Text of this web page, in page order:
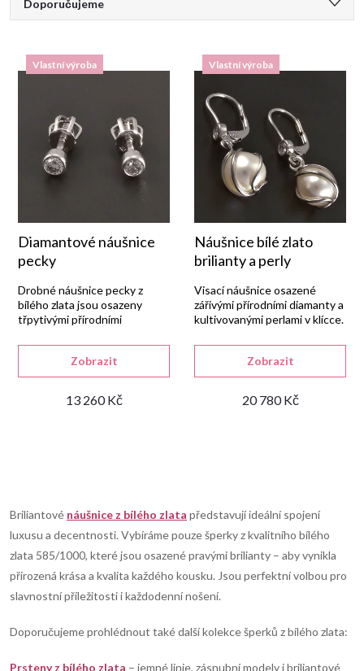
p
r
o
d
ů
Doporučujeme
Nejdražší
Abecedně
Vlastní výroba
Diamantové náušnice
pecky
13 260 Kč
Zobrazit
Drobné náušnice pecky z
bílého zlata jsou osazeny
třpytivými přírodními
Vlastní výroba
Náušnice bílé zlato
brilianty a perly
20 780 Kč
Zobrazit
Visací náušnice osazené
zářivými přírodními diamanty a
kultivovanými perlami v klícce.
v
l
á
Briliantové náušnice z bílého zlata představují ideální spojení
luxusu a decentnosti. Vybíráme pouze šperky z kvalitního bílého
zlata 585/1000, které jsou osazené pravými brilianty – aby vynikla
přirozená krása a kvalita každého kousku. Jsou perfektní volbou pro
slavnostní příležitosti i každodenní nošení.
Doporučujeme prohlédnout také další kolekce šperků z bílého zlata:
Prsteny z bílého zlata – jemné linie, zásnubní modely i briliantové